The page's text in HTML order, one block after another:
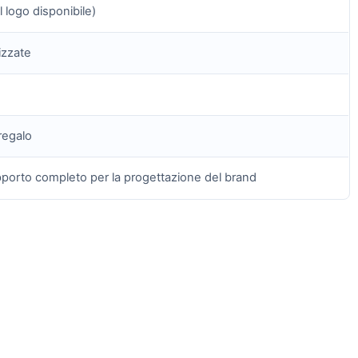
logo disponibile)
completo per la progettazione del brand